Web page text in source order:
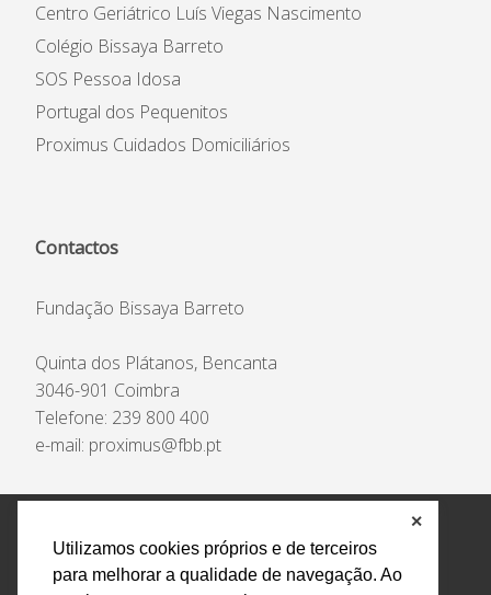
Utilizamos cookies próprios e de terceiros
para melhorar a qualidade de navegação. Ao
✕
Centro Geriátrico Luís Viegas Nascimento
Colégio Bissaya Barreto
SOS Pessoa Idosa
Portugal dos Pequenitos
Proximus Cuidados Domiciliários
Contactos
Fundação Bissaya Barreto
Quinta dos Plátanos, Bencanta
3046-901 Coimbra
Telefone: 239 800 400
e-mail: proximus@fbb.pt
Política de Privacidade e Tratamento de Dados
Encarregado de Proteção de Dados
Livro Eletrónico
de Reclamações
Canal de Denúncias